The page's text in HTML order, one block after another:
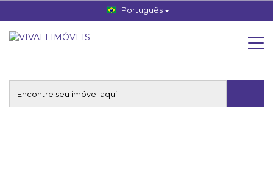
Português